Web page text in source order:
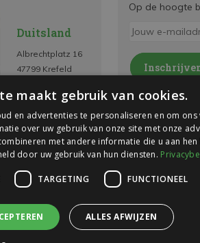
Duitsland
Albrechtplatz 16
47799 Krefeld
Op de hoogte
* Lees hier de
een9,1op Webwinkelkeur
maakt gebruik van cookies.
en advertenties te personaliseren en om ons
over uw gebruik van onze site met onze
met andere informatie die u aan
door uw gebruik van hun diensten.
TARGETING FUNCTIONEEL
ALLES AFWIJZEN